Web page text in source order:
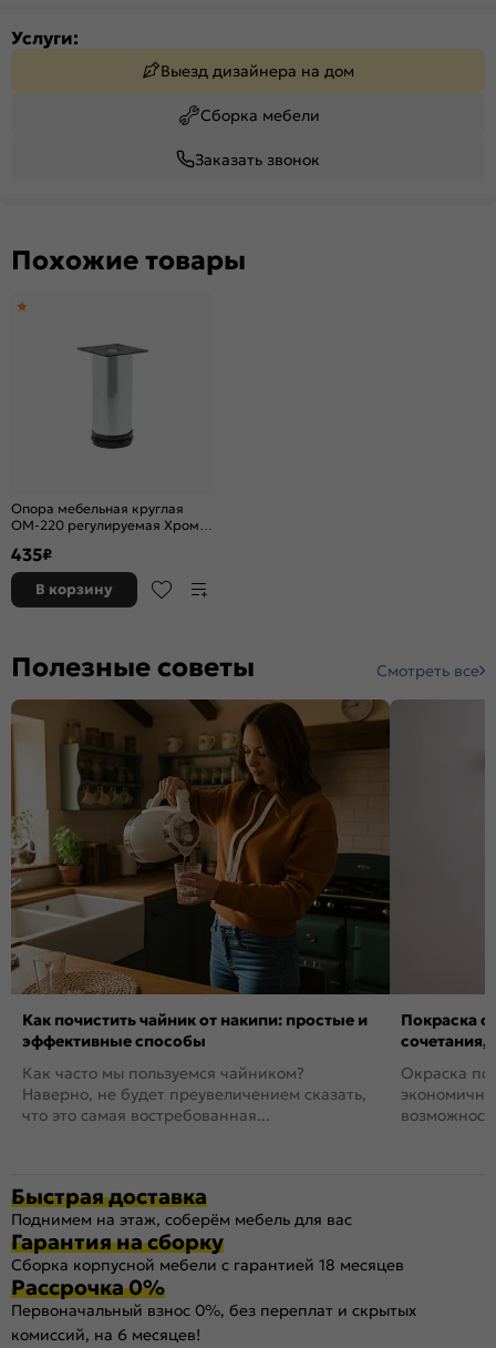
Услуги:
Выезд дизайнера на дом
Сборка мебели
Заказать звонок
Похожие товары
Опора мебельная круглая
ОМ-220 регулируемая Хром
435₽
В корзину
Полезные советы Смотреть все
Как почистить чайник от накипи: простые и
эффективные способы
Как часто мы пользуемся чайником?
Наверно, не будет преувеличением сказать,
что это самая востребованная...
Покраска
сочетания,
Окраска
Быстрая доставка
Поднимем на этаж, соберём мебель для вас
Гарантия на сборку
Сборка корпусной мебели с гарантией 18 месяцев
Рассрочка 0%
Первоначальный взнос 0%, без переплат и скрытых
комиссий, на 6 месяцев!